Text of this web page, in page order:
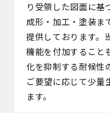
り受領した図面に基
成形・加工・塗装ま
提供しております。
機能を付加すること
化を抑制する耐候性
ご要望に応じて少量
ます。